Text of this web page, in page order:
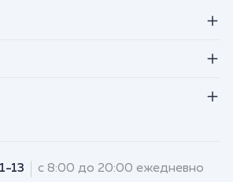
13 с 8:00 до 20:00 ежедневно